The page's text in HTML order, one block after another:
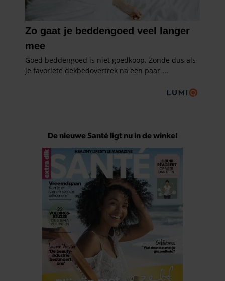
De nieuwe Santé ligt nu in de winkel